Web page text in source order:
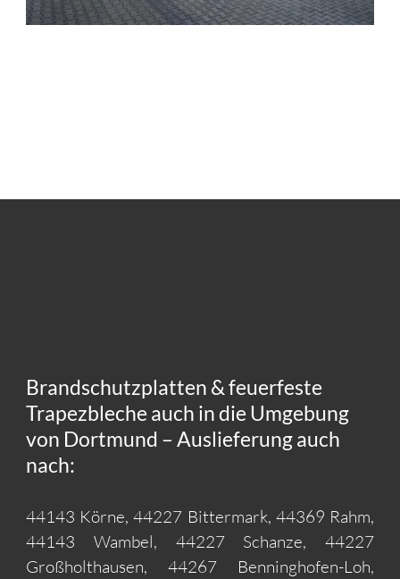
Brandschutzplatten & feuerfeste
Trapezbleche auch in die Umgebung
von Dortmund – Auslieferung auch
nach:
44143 Körne, 44227 Bittermark, 44369 Rahm,
44143 Wambel, 44227 Schanze, 44227
Großholthausen, 44267 Benninghofen-Loh,